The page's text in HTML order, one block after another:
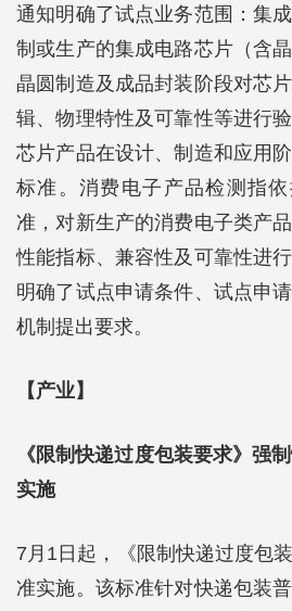
通知明确了试点业务范围：集
制或生产的集成电路芯片（含
晶圆制造及成品封装阶段对芯
辑、物理特性及可靠性等进行
芯片产品在设计、制造和应用
标准。消费电子产品检测指
准，对新生产的消费电子类产
性能指标、兼容性及可靠性进
明确了试点申请条件、试点申
机制提出要求。
【产业】
《限制快递过度包装要求》强
实施
7月1日起，《限制快递过度包
准实施。该标准针对快递包装